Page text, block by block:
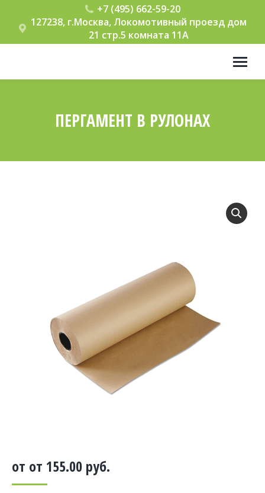
+7 (495) 662-59-20
127238, г.Москва, Локомотивный проезд дом
21 стр.5 комната 11А
ПЕРГАМЕНТ В РУЛОНАХ
от от 155.00 руб.